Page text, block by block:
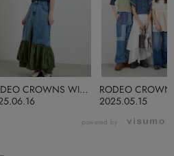
CROWNS WIDE
2025.05.15
RODEO
BOWL
powered by